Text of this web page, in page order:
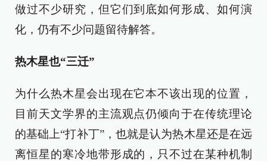
做过不少研究，但它们到底如何形成、如何演
化，仍有不少问题留待解答。
热木星也“三迁”
为什么热木星会出现在它本不该出现的位置，
目前天文学界的主流观点仍倾向于在传统理论
的基础上“打补丁”，也就是认为热木星还是在远
离恒星的寒冷地带形成的，只不过在某种机制